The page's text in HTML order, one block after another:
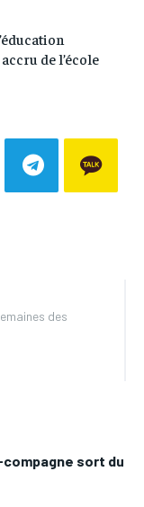
des
compagne sort du
de l’école